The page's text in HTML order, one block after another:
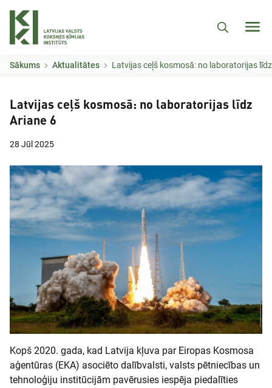
Sākums Aktualitātes Latvijas ceļš kosmosā: no laboratorijas
Latvijas ceļš kosmosā: no laboratorijas līdz
Ariane 6
28 Jūl 2025
Kopš 2020. gada, kad Latvija kļuva par Eiropas Kosmosa
aģentūras (EKA) asociēto dalībvalsti, valsts pētniecības un
tehnoloģiju institūcijām pavērusies iespēja piedalīties